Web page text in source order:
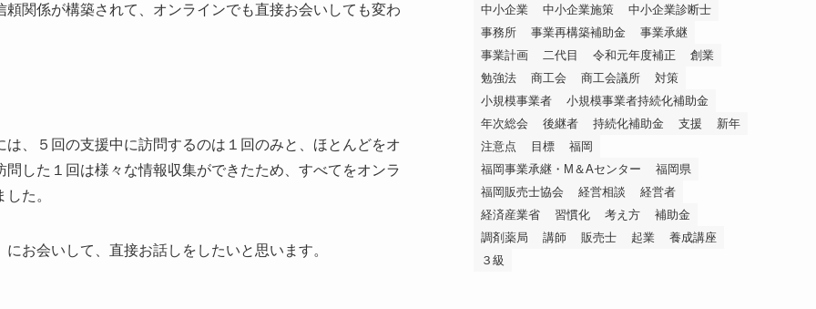
関係が構築されて、オンラインでも直接お会いしても変わ
、５回の支援中に訪問するのは１回のみと、ほとんどをオ
した１回は様々な情報収集ができたため、すべてをオンラ
した。
お会いして、直接お話しをしたいと思います。
中小企業
中小企業施策
中小企業診断士
事務所
事業再構築補助金
事業承継
事業計画
二代目 令和元年度補正
創業
勉強法
商工会 商工会議所
対策
小規模事業者
小規模事業者持続化補助金
年次総会
後継者 持続化補助金 支援
新年
注意点
目標
福岡
福岡事業承継・M＆Aセンター
福岡県
福岡販売士協会
経営相談
経営者
経済産業省
習慣化 考え方
補助金
調剤薬局
講師 販売士 起業
養成講座
３級